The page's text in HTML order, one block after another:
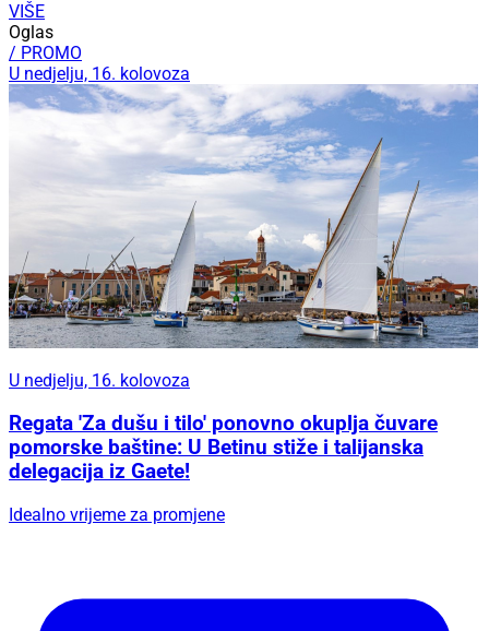
VIŠE
Oglas
/ PROMO
U nedjelju, 16. kolovoza
U nedjelju, 16. kolovoza
Regata 'Za dušu i tilo' ponovno okuplja čuvare
pomorske baštine: U Betinu stiže i talijanska
delegacija iz Gaete!
Idealno vrijeme za promjene